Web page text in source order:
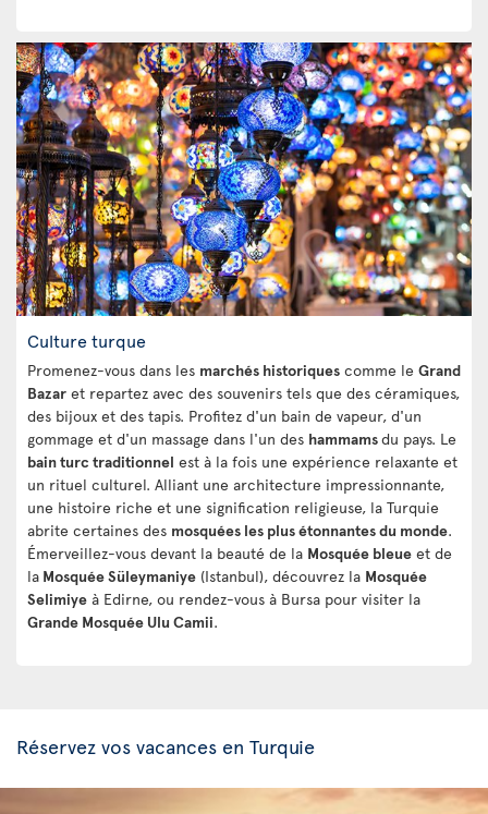
Culture turque
Promenez-vous dans les marchés historiques comme le Grand
Bazar et repartez avec des souvenirs tels que des céramiques,
des bijoux et des tapis. Profitez d'un bain de vapeur, d'un
gommage et d'un massage dans l'un des hammamsdu pays. Le
bain turc traditionnel est à la fois une expérience relaxante et
un rituel culturel. Alliant une architecture impressionnante,
une histoire riche et une signification religieuse, la Turquie
abrite certaines des mosquées les plus étonnantes du monde.
Émerveillez-vous devant la beauté de la Mosquée bleue et de
la Mosquée Süleymaniye (Istanbul), découvrez la Mosquée
Selimiye à Edirne, ou rendez-vous à Bursa pour visiter la
Grande Mosquée Ulu Camii.
Réservez vos vacances en Turquie